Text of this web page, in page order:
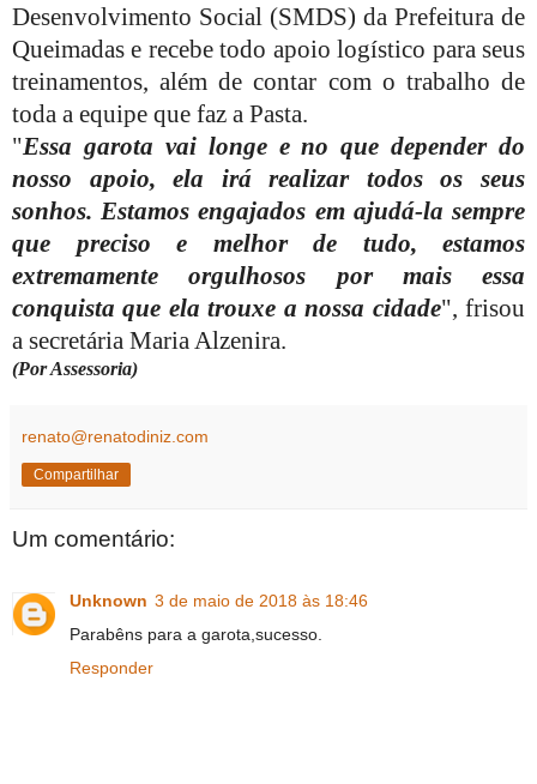
Desenvolvimento Social (SMDS) da Prefeitura de
Queimadas e recebe todo apoio logístico para seus
treinamentos, além de contar com o trabalho de
toda a equipe que faz a Pasta.
"Essa garota vai longe e no que depender do
nosso apoio, ela irá realizar todos os seus
sonhos. Estamos engajados em ajudá-la sempre
que preciso e melhor de tudo, estamos
extremamente orgulhosos por mais essa
conquista que ela trouxe a nossa cidade", frisou
a secretária Maria Alzenira.
(Por Assessoria)
renato@renatodiniz.com
Compartilhar
Um comentário:
Unknown 3 de maio de 2018 às 18:46
Parabêns para a garota,sucesso.
Responder